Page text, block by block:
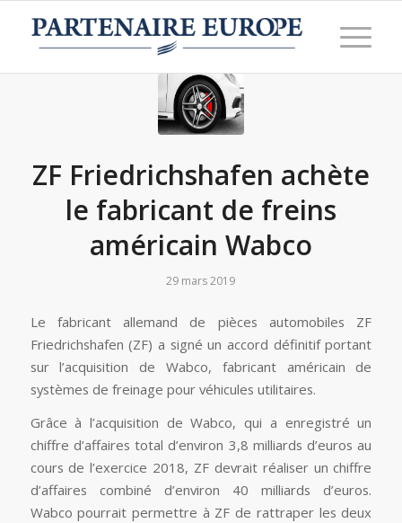
ZF Friedrichshafen achète
le fabricant de freins
américain Wabco
29 mars 2019
Le fabricant allemand de pièces automobiles ZF
Friedrichshafen (ZF) a signé un accord définitif portant
sur l’acquisition de Wabco, fabricant américain de
systèmes de freinage pour véhicules utilitaires.
Grâce à l’acquisition de Wabco, qui a enregistré un
chiffre d’affaires total d’environ 3,8 milliards d’euros au
cours de l’exercice 2018, ZF devrait réaliser un chiffre
d’affaires combiné d’environ 40 milliards d’euros.
Wabco pourrait permettre à ZF de rattraper les deux